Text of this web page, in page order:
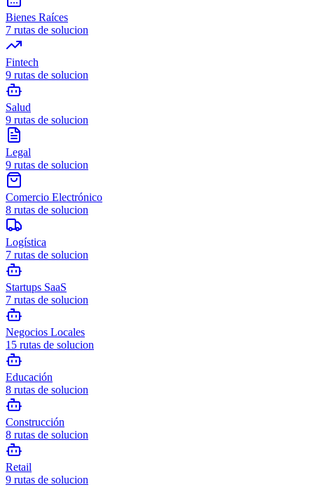
Bienes Raíces
7 rutas de solucion
Fintech
9 rutas de solucion
Salud
9 rutas de solucion
Legal
9 rutas de solucion
Comercio Electrónico
8 rutas de solucion
Logística
7 rutas de solucion
Startups SaaS
7 rutas de solucion
Negocios Locales
15 rutas de solucion
Educación
8 rutas de solucion
Construcción
8 rutas de solucion
Retail
9 rutas de solucion